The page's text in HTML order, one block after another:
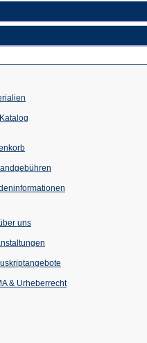
uns
einem
Tab)
& Urheberrecht